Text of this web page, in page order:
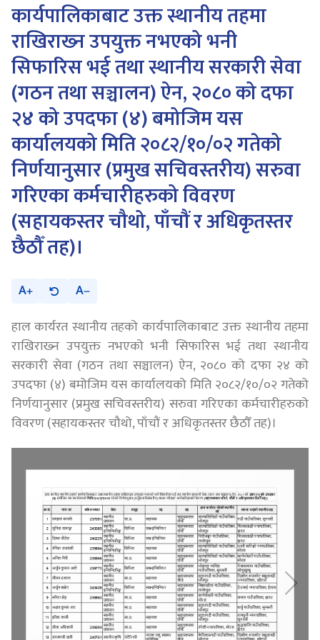
कार्यपालिकाबाट उक्त स्थानीय तहमा
राखिराख्‍न उपयुक्त नभएको भनी
सिफारिस भई तथा स्थानीय सरकारी सेवा
(गठन तथा सञ्चालन) ऐन, २०८० को दफा
२४ को उपदफा (४) बमोजिम यस
कार्यालयको मिति २०८२/१०/०२ गतेको
निर्णयानुसार (प्रमुख सचिवस्तरीय) सरुवा
गरिएका कर्मचारीहरुको विवरण
(सहायकस्तर चौथो, पाँचौं र अधिकृतस्तर
छैठौँ तह)।
A
A
हाल कार्यरत स्थानीय तहको कार्यपालिकाबाट उक्त स्थानीय तहमा
राखिराख्‍न उपयुक्त नभएको भनी सिफारिस भई तथा स्थानीय
सरकारी सेवा (गठन तथा सञ्चालन) ऐन, २०८० को दफा २४ को
उपदफा (४) बमोजिम यस कार्यालयको मिति २०८२/१०/०२ गतेको
निर्णयानुसार (प्रमुख सचिवस्तरीय) सरुवा गरिएका कर्मचारीहरुको
विवरण (सहायकस्तर चौथो, पाँचौं र अधिकृतस्तर छैठौँ तह)।